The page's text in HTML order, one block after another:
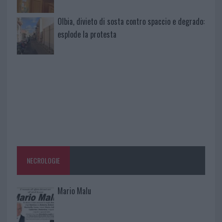
Olbia, divieto di sosta contro spaccio e degrado:
esplode la protesta
NECROLOGIE
Mario Malu